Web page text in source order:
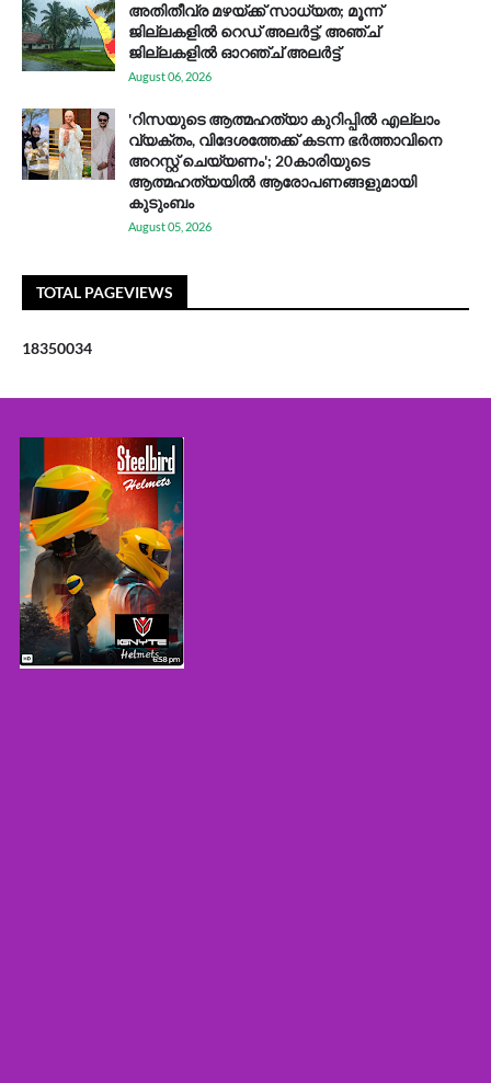
അതിതീവ്ര മഴയ്ക്ക് സാധ്യത; മൂന്ന്
ജില്ലകളിൽ റെഡ് അലർട്ട്, അഞ്ച്
ജില്ലകളിൽ ഓറഞ്ച് അലർട്ട്
August 06, 2026
'റിസയുടെ ആത്മഹത്യാ കുറിപ്പിൽ എല്ലാം
വ്യക്തം, വിദേശത്തേക്ക് കടന്ന ഭർത്താവിനെ
അറസ്റ്റ് ചെയ്യണം'; 20കാരിയുടെ
ആത്മഹത്യയിൽ ആരോപണങ്ങളുമായി
കുടുംബം
August 05, 2026
TOTAL PAGEVIEWS
18350034